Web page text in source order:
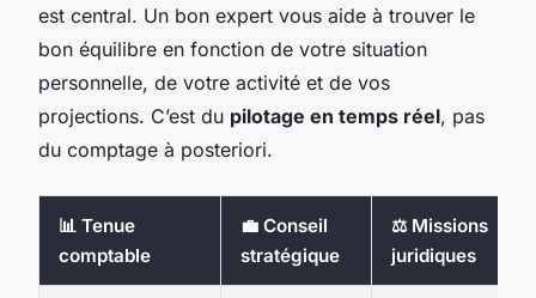
est central. Un bon expert vous aide à trouver le
bon équilibre en fonction de votre situation
personnelle, de votre activité et de vos
projections. C’est du pilotage en temps réel, pas
du comptage à posteriori.
📊 Tenue
comptable
💼 Conseil
stratégique
⚖️ Missions
juridiques